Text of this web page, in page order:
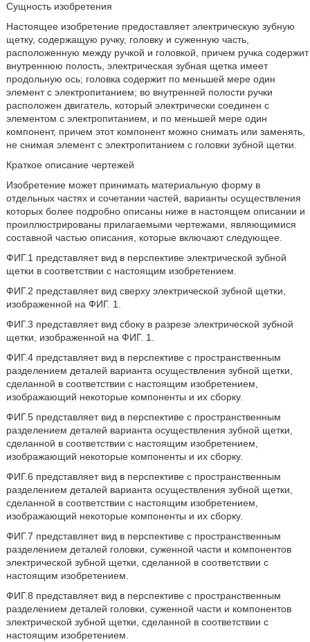
Сущность изобретения
Настоящее изобретение предоставляет электрическую зубную
щетку, содержащую ручку, головку и суженную часть,
расположенную между ручкой и головкой, причем ручка содержит
внутреннюю полость, электрическая зубная щетка имеет
продольную ось; головка содержит по меньшей мере один
элемент с электропитанием; во внутренней полости ручки
расположен двигатель, который электрически соединен с
элементом с электропитанием, и по меньшей мере один
компонент, причем этот компонент можно снимать или заменять,
не снимая элемент с электропитанием с головки зубной щетки.
Краткое описание чертежей
Изобретение может принимать материальную форму в
отдельных частях и сочетании частей, варианты осуществления
которых более подробно описаны ниже в настоящем описании и
проиллюстрированы прилагаемыми чертежами, являющимися
составной частью описания, которые включают следующее.
ФИГ.1 представляет вид в перспективе электрической зубной
щетки в соответствии с настоящим изобретением.
ФИГ.2 представляет вид сверху электрической зубной щетки,
изображенной на ФИГ. 1.
ФИГ.3 представляет вид сбоку в разрезе электрической зубной
щетки, изображенной на ФИГ. 1.
ФИГ.4 представляет вид в перспективе с пространственным
разделением деталей варианта осуществления зубной щетки,
сделанной в соответствии с настоящим изобретением,
изображающий некоторые компоненты и их сборку.
ФИГ.5 представляет вид в перспективе с пространственным
разделением деталей варианта осуществления зубной щетки,
сделанной в соответствии с настоящим изобретением,
изображающий некоторые компоненты и их сборку.
ФИГ.6 представляет вид в перспективе с пространственным
разделением деталей варианта осуществления зубной щетки,
сделанной в соответствии с настоящим изобретением,
изображающий некоторые компоненты и их сборку.
ФИГ.7 представляет вид в перспективе с пространственным
разделением деталей головки, суженной части и компонентов
электрической зубной щетки, сделанной в соответствии с
настоящим изобретением.
ФИГ.8 представляет вид в перспективе с пространственным
разделением деталей головки, суженной части и компонентов
электрической зубной щетки, сделанной в соответствии с
настоящим изобретением.